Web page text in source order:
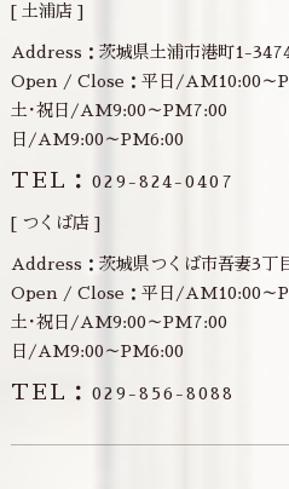
[ 土浦店 ]
Address：茨城県土浦市港町1-
Open / Close：平日/AM10:00～
土･祝日/AM9:00～PM7:00
日/AM9:00～PM6:00
TEL：029-824-0407
[ つくば店 ]
Address：茨城県つくば市吾妻3丁
Open / Close：平日/AM10:00～
土･祝日/AM9:00～PM7:00
日/AM9:00～PM6:00
TEL：029-856-8088